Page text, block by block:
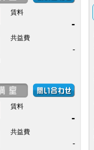
賃料
-
共益費
-
賃料
-
共益費
-